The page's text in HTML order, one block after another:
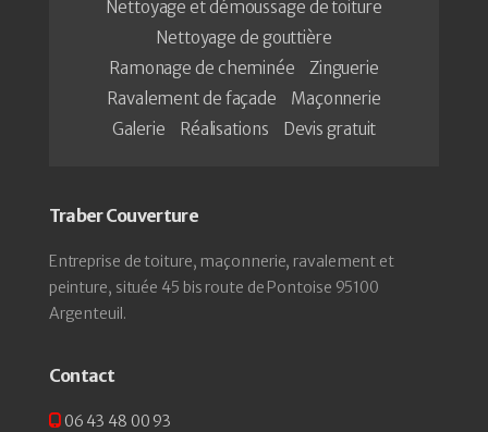
Nettoyage et démoussage de toiture
Nettoyage de gouttière
Ramonage de cheminée
Zinguerie
Ravalement de façade
Maçonnerie
Galerie
Réalisations Devis gratuit
Traber Couverture
Entreprise de toiture, maçonnerie, ravalement et
peinture, située 45 bis route de Pontoise 95100
Argenteuil.
Contact
06 43 48 00 93